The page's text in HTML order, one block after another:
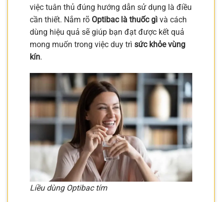
việc tuân thủ đúng hướng dẫn sử dụng là điều
cần thiết. Nắm rõ Optibac là thuốc gì và cách
dùng hiệu quả sẽ giúp bạn đạt được kết quả
mong muốn trong việc duy trì sức khỏe vùng
kín.
Liều dùng Optibac tím